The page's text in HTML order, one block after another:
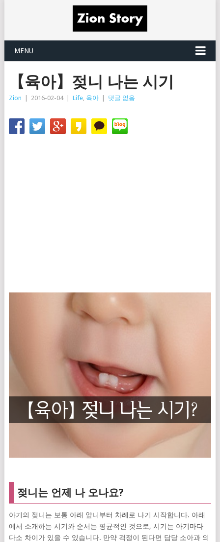
MENU
【육아】젖니 나는 시기
Zion 2016-02-04 Life, 육아 댓글 없음
젖니는 언제 나 오나요?
아기의 젖니는 보통 아래 앞니부터 차례로 나기 시작합니다. 아래
에서 소개하는 시기와 순서는 평균적인 것으로, 시기는 아기마다
다소 차이가 있을 수 있습니다. 만약 걱정이 된다면 담당 소아과 의